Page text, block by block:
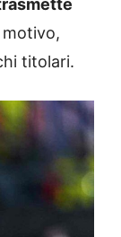
motivo,
titolari.